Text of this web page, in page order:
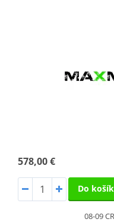
578,00 €
Do
08-09